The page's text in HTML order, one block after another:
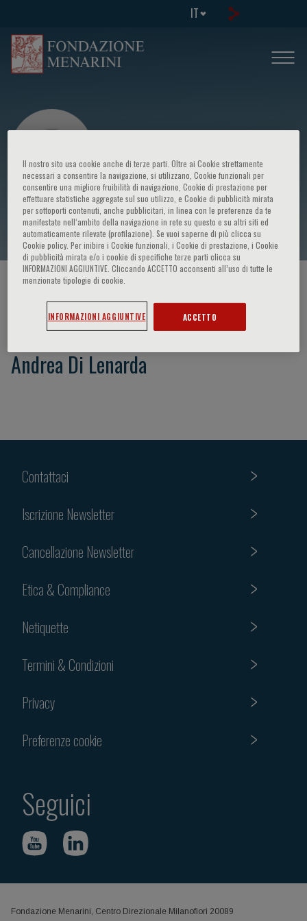
IT
Andrea Di Lenarda
HOME PAGE / CORSI ED EVENTI
Andrea Di Lenarda
Contattaci
Iscrizione Newsletter
Cancellazione Newsletter
Etica & Compliance
Netiquette
Termini & Condizioni
Privacy
Preferenze cookie
Seguici
Fondazione Menarini, Centro Direzionale Milanofiori 20089
Il nostro sito usa cookie anche di terze parti. Oltre ai Cookie strettamente
necessari a consentire la navigazione, si utilizzano, Cookie funzionali per
consentire una migliore fruibilità di navigazione, Cookie di prestazione per
effettuare statistiche aggregate sul suo utilizzo, e Cookie di pubblicità mirata
per sottoporti contenuti, anche pubblicitari, in linea con le preferenze da te
manifestate nell‘ambito della navigazione in rete su questo e su altri siti ed
automaticamente rilevate (profilazione). Se vuoi saperne di più clicca su
Cookie policy. Per inibire i Cookie funzionali, i Cookie di prestazione, i Cookie
di pubblicità mirata e/o i cookie di specifiche terze parti clicca su
INFORMAZIONI AGGIUNTIVE. Cliccando ACCETTO acconsenti all’uso di tutte le
menzionate tipologie di cookie.
INFORMAZIONI AGGIUNTIVE ACCETTO